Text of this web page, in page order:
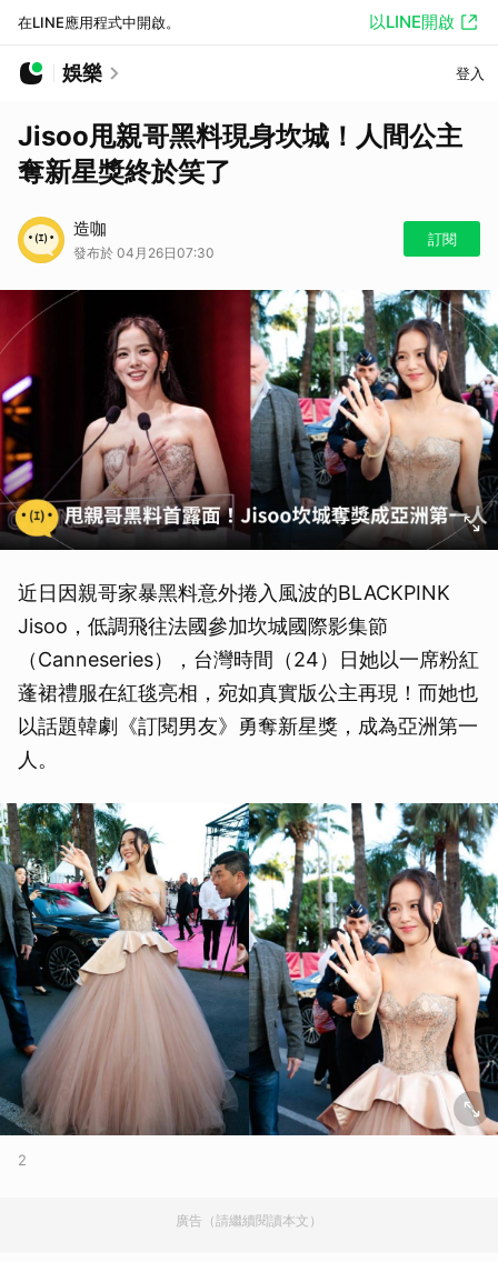
在LINE應用程式中開啟。 以LINE開啟
娛樂 登入
Jisoo甩親哥黑料現身坎城！人間公主
奪新星獎終於笑了
造咖
發布於 04月26日07:30
訂閱
近日因親哥家暴黑料意外捲入風波的BLACKPINK
Jisoo，低調飛往法國參加坎城國際影集節
（Canneseries），台灣時間（24）日她以一席粉紅
蓬裙禮服在紅毯亮相，宛如真實版公主再現！而她也
以話題韓劇《訂閱男友》勇奪新星獎，成為亞洲第一
人。
2
廣告（請繼續閱讀本文）